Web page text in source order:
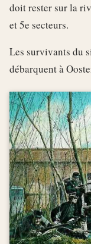
doit rester sur la
et 5e secteurs.
Les survivants du
débarquent à